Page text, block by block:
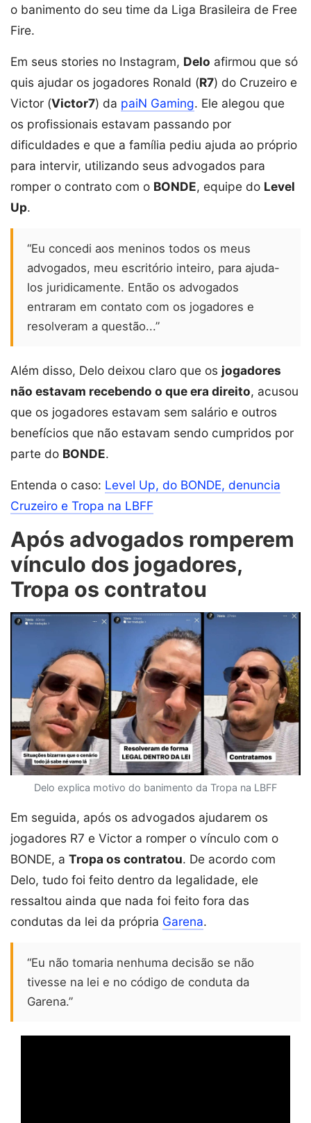
o banimento do seu time da Liga Brasileira de Free
Fire.
Em seus stories no Instagram, Delo afirmou que só
quis ajudar os jogadores Ronald (R7) do Cruzeiro e
Victor (Victor7) da paiN Gaming. Ele alegou que
os profissionais estavam passando por
dificuldades e que a família pediu ajuda ao próprio
para intervir, utilizando seus advogados para
romper o contrato com o BONDE, equipe do Level
Up.
“Eu concedi aos meninos todos os meus
advogados, meu escritório inteiro, para ajuda-
los juridicamente. Então os advogados
entraram em contato com os jogadores e
resolveram a questão...”
Além disso, Delo deixou claro que os jogadores
não estavam recebendo o que era direito, acusou
que os jogadores estavam sem salário e outros
benefícios que não estavam sendo cumpridos por
parte do BONDE.
Entenda o caso: Level Up, do BONDE, denuncia
Cruzeiro e Tropa na LBFF
Após advogados romperem
vínculo dos jogadores,
Tropa os contratou
Delo explica motivo do banimento da Tropa na LBFF
Em seguida, após os advogados ajudarem os
jogadores R7 e Victor a romper o vínculo com o
BONDE, a Tropa os contratou. De acordo com
Delo, tudo foi feito dentro da legalidade, ele
ressaltou ainda que nada foi feito fora das
condutas da lei da própria Garena.
“Eu não tomaria nenhuma decisão se não
tivesse na lei e no código de conduta da
Garena.”